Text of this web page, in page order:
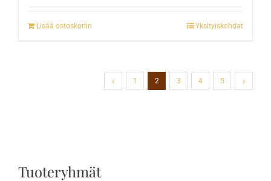
Lisää ostoskoriin Yksityiskohdat
1 2 3 4 5
Tuoteryhmät